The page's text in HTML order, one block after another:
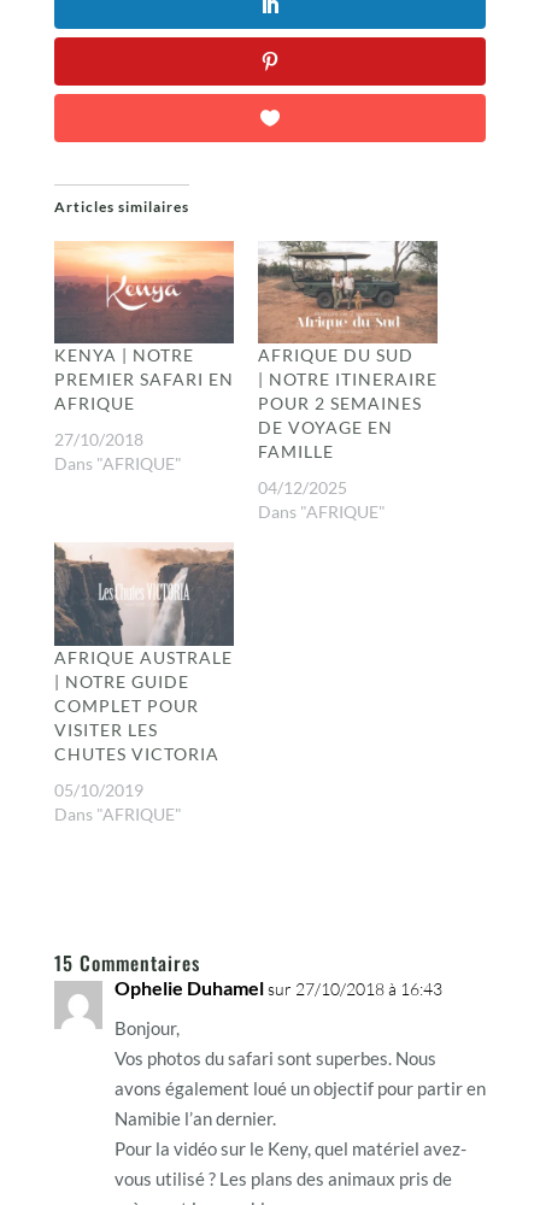
Articles similaires
KENYA | NOTRE
PREMIER SAFARI EN
AFRIQUE
27/10/2018
Dans "AFRIQUE"
AFRIQUE DU SUD
| NOTRE ITINERAIRE
POUR 2 SEMAINES
DE VOYAGE EN
FAMILLE
04/12/2025
Dans "AFRIQUE"
AFRIQUE AUSTRALE
| NOTRE GUIDE
COMPLET POUR
VISITER LES
CHUTES VICTORIA
05/10/2019
Dans "AFRIQUE"
15 Commentaires
Ophelie Duhamelsur 27/10/2018 à 16:43
Bonjour,
Vos photos du safari sont superbes. Nous
avons également loué un objectif pour partir en
Namibie l’an dernier.
Pour la vidéo sur le Keny, quel matériel avez-
vous utilisé ? Les plans des animaux pris de